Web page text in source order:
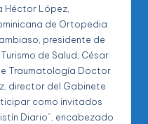
Héctor López,
de Ortopedia
presidente de
de Salud; César
Traumatología Doctor
director del Gabinete
como invitados
Diario”, encabezado